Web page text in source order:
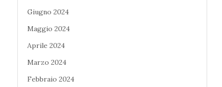
Giugno 2024
Maggio 2024
Aprile 2024
Marzo 2024
Febbraio 2024